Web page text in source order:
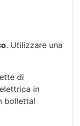
. Utilizzare una
di
in
bolletta!